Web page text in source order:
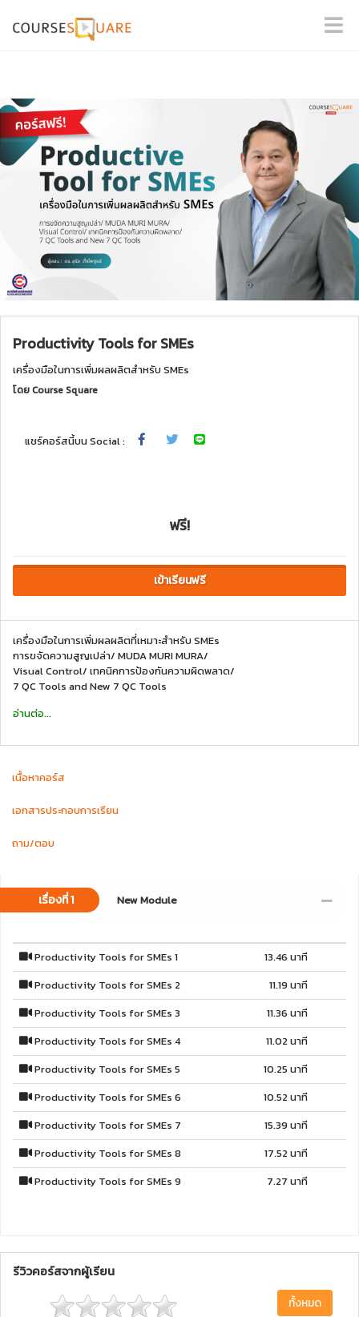
Productivity Tools for SMEs
เครื่องมือในการเพิ่มผลผลิตสำหรับ SMEs
โดยCourse Square
แชร์คอร์สนี้บน Social :
ฟรี!
เข้าเรียนฟรี
เครื่องมือในการเพิ่มผลผลิตที่เหมาะสำหรับ SMEs
การขจัดความสูญเปล่า/ MUDA MURI MURA/
Visual Control/ เทคนิคการป้องกันความผิดพลาด/
7 QC Tools and New 7 QC Tools
อ่านต่อ...
เนื้อหาคอร์ส
เอกสารประกอบการเรียน
ถาม/ตอบ
เรื่องที่ 1 New Module
Productivity Tools for SMEs 1
13.46 นาที
Productivity Tools for SMEs 2
11.19 นาที
Productivity Tools for SMEs 3
11.36 นาที
Productivity Tools for SMEs 4
11.02 นาที
Productivity Tools for SMEs 5
10.25 นาที
Productivity Tools for SMEs 6
10.52 นาที
Productivity Tools for SMEs 7
15.39 นาที
Productivity Tools for SMEs 8
17.52 นาที
Productivity Tools for SMEs 9
7.27 นาที
รีวิวคอร์สจากผู้เรียน
ทั้งหมด